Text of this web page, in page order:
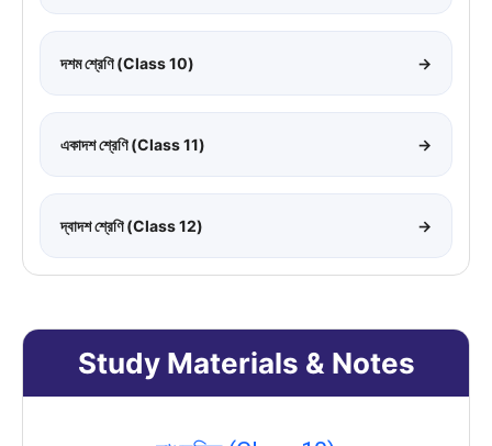
দশম শ্রেণি (Class 10) →
একাদশ শ্রেণি (Class 11) →
দ্বাদশ শ্রেণি (Class 12) →
Study Materials & Notes